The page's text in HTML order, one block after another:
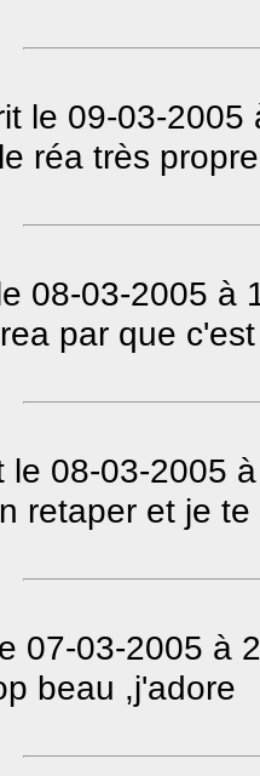
le 09-03-2005
réa très
08-03-2005 à
par que
le 08-03-2005
retaper et je
07-03-2005 à
beau ,j'adore